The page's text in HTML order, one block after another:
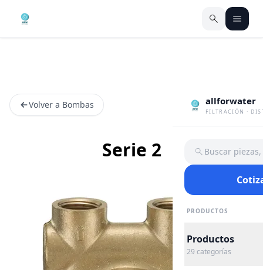
allforwater
FILTRACIÓN ·
Buscar
PRODUCTOS
Productos
29 categorías
Volver a Bombas
Serie 2